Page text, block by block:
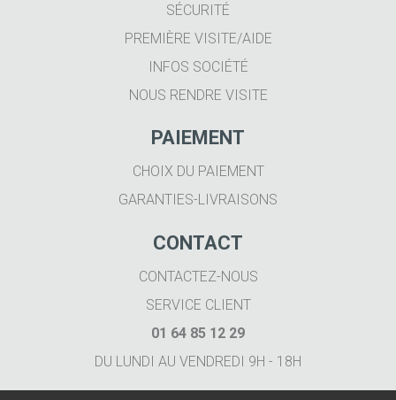
SÉCURITÉ
PREMIÈRE VISITE/AIDE
INFOS SOCIÉTÉ
NOUS RENDRE VISITE
PAIEMENT
CHOIX DU PAIEMENT
GARANTIES-LIVRAISONS
CONTACT
CONTACTEZ-NOUS
SERVICE CLIENT
01 64 85 12 29
DU LUNDI AU VENDREDI 9H - 18H